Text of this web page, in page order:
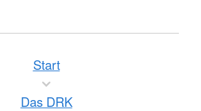
Start
Das DRK